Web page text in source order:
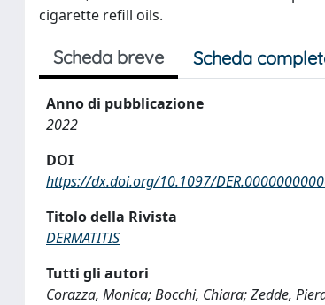
cigarette refill oils.
Scheda breve Scheda
Anno di pubblicazione
2022
DOI
https://dx.doi.org/10.1097/
Titolo della Rivista
DERMATITIS
Tutti gli autori
Corazza, Monica; Bocchi, Chiara; Zedde,